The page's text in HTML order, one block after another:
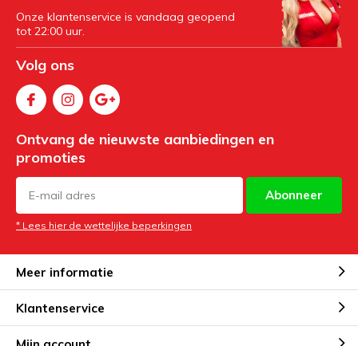
Onze klantenservice is vandaag geopend
tot 22:00 uur.
Volg ons
Ontvang de nieuwste aanbiedingen en
promoties
Abonneer
* Lees hier de wettelijke beperkingen
Meer informatie
Klantenservice